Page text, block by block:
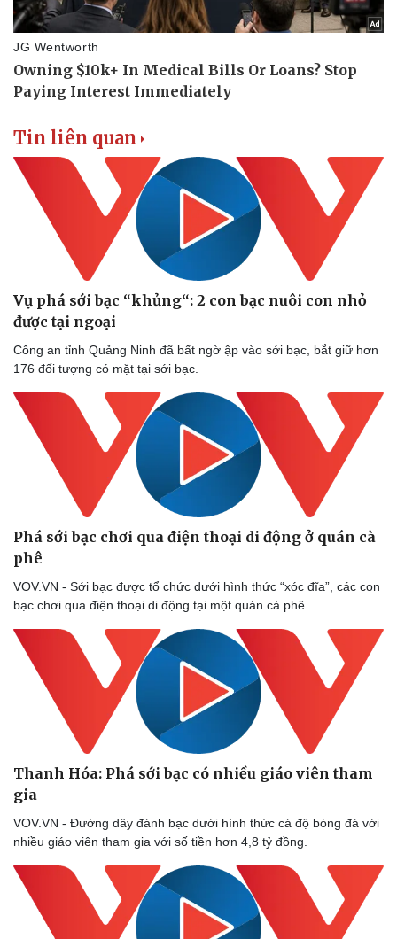
Thể thao
Bóng đá
Lịch thi đấu bóng đá
Thế giới thể thao
eSports
Ô tô - Xe máy
Ô tô
Xe máy
Tư vấn
Tin liên quan
Vụ phá sới bạc “khủng“: 2 con bạc nuôi con nhỏ
được tại ngoại
Công an tỉnh Quảng Ninh đã bất ngờ ập vào sới bạc, bắt giữ hơn
176 đối tượng có mặt tại sới bạc.
Phá sới bạc chơi qua điện thoại di động ở quán cà
phê
VOV.VN - Sới bạc được tổ chức dưới hình thức “xóc đĩa”, các con
bạc chơi qua điện thoại di động tại một quán cà phê.
Thanh Hóa: Phá sới bạc có nhiều giáo viên tham
gia ​
VOV.VN - Đường dây đánh bạc dưới hình thức cá độ bóng đá với
nhiều giáo viên tham gia với số tiền hơn 4,8 tỷ đồng.